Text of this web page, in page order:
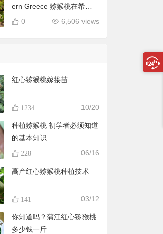
ern Greece 猕猴桃在希腊
北部蓬勃发展
6,506 views
0
红心猕猴桃嫁接苗
1234 10/20
种植猕猴桃 初学者必须知道
的基本知识
228 06/16
高产红心猕猴桃种植技术
141 03/12
你知道吗？蒲江红心猕猴桃
多少钱一斤